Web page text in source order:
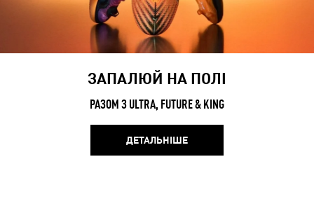
ЗАПАЛЮЙ НА ПОЛІ
РАЗОМ З ULTRA, FUTURE & KING
ДЕТАЛЬНІШЕ